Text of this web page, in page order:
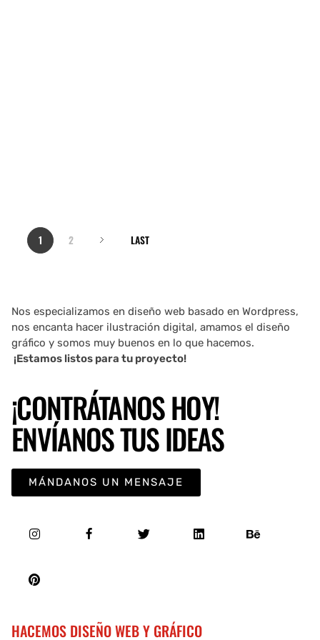
1 2 LAST
Nos especializamos en diseño web basado en Wordpress,
nos encanta hacer ilustración digital, amamos el diseño
gráfico y somos muy buenos en lo que hacemos.
¡Estamos listos para tu proyecto!
¡CONTRÁTANOS HOY!
ENVÍANOS TUS IDEAS
MÁNDANOS UN MENSAJE
HACEMOS DISEÑO WEB Y GRÁFICO